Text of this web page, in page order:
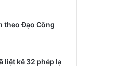
theo Đạo Công
liệt kê 32 phép lạ